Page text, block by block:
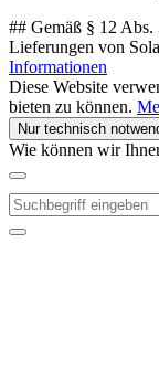
## Gemäß § 12
Lieferungen von
Informationen
Diese Website
bieten zu können.
Nur technisch
Wie können wir